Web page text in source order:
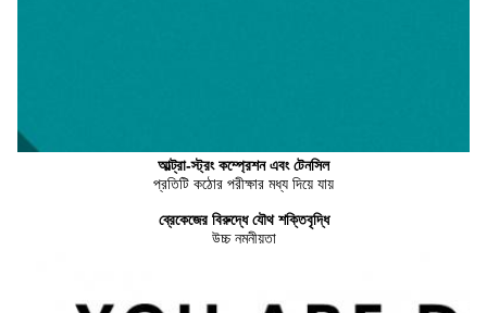
আল্ট্রা-স্ট্রং কম্প্রেশন এবং টেনসিল
প্রতিটি কঠোর পরীক্ষার মধ্য দিয়ে যায়
ব্রেকেজের বিরুদ্ধে যৌথ শক্তিবৃদ্ধি
উচ্চ নমনীয়তা